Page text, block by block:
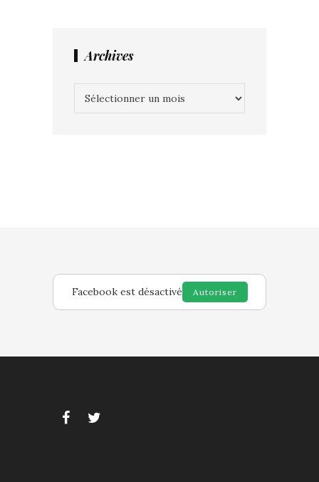
Archives
Facebook est désactivé Autoriser